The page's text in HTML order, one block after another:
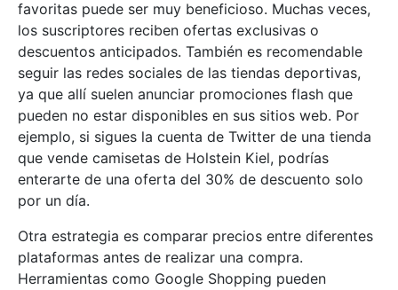
favoritas puede ser muy beneficioso. Muchas veces,
los suscriptores reciben ofertas exclusivas o
descuentos anticipados. También es recomendable
seguir las redes sociales de las tiendas deportivas,
ya que allí suelen anunciar promociones flash que
pueden no estar disponibles en sus sitios web. Por
ejemplo, si sigues la cuenta de Twitter de una tienda
que vende camisetas de Holstein Kiel, podrías
enterarte de una oferta del 30% de descuento solo
por un día.
Otra estrategia es comparar precios entre diferentes
plataformas antes de realizar una compra.
Herramientas como Google Shopping pueden